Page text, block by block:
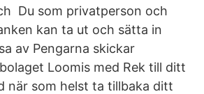
Du som privatperson och
kan ta ut och sätta in
av Pengarna skickar
Loomis med Rek till ditt​
när som helst ta tillbaka ditt